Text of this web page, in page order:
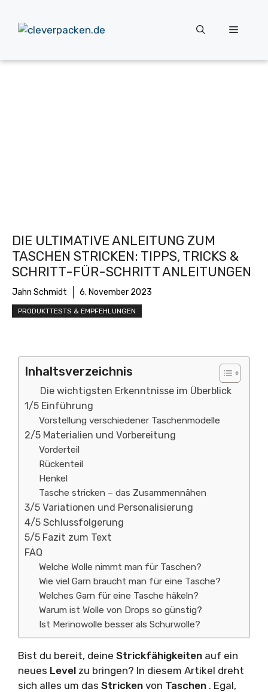
Inhalt
springen
Menü
DIE ULTIMATIVE ANLEITUNG ZUM
TASCHEN STRICKEN: TIPPS, TRICKS &
SCHRITT-FÜR-SCHRITT ANLEITUNGEN
Jahn Schmidt 6. November 2023
PRODUKTTESTS & EMPFEHLUNGEN
Inhaltsverzeichnis
Die wichtigsten Erkenntnisse im Überblick
1/5 Einführung
Vorstellung verschiedener Taschenmodelle
2/5 Materialien und Vorbereitung
Vorderteil
Rückenteil
Henkel
Tasche stricken – das Zusammennähen
3/5 Variationen und Personalisierung
4/5 Schlussfolgerung
5/5 Fazit zum Text
FAQ
Welche Wolle nimmt man für Taschen?
Wie viel Garn braucht man für eine Tasche?
Welches Garn für eine Tasche häkeln?
Warum ist Wolle von Drops so günstig?
Ist Merinowolle besser als Schurwolle?
Bist du bereit, deine Strickfähigkeiten auf ein
neues Level zu bringen? In diesem Artikel dreht
sich alles um das Stricken von Taschen . Egal,